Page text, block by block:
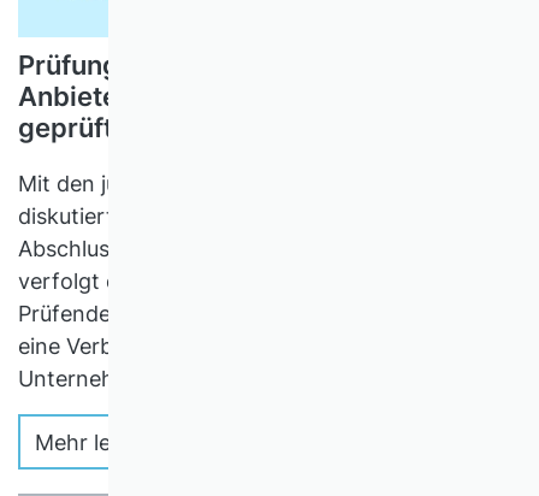
Prüfungsmarktregulierung,
Anbieterkonzentration und Qualität
geprüfter Abschlüsse
Mit den jüngst implementierten bzw. aktuell
diskutierten Maßnahmen im Bereich der
Abschlussprüfung börsennotierter Unternehmen
verfolgt der Regulierer das Ziel, die Anreize von
Prüfenden und Geprüften so zu gestalten, dass
eine Verbesserung der Qualität geprüfter
Unternehmensdaten erreicht wird.
Mehr lesen